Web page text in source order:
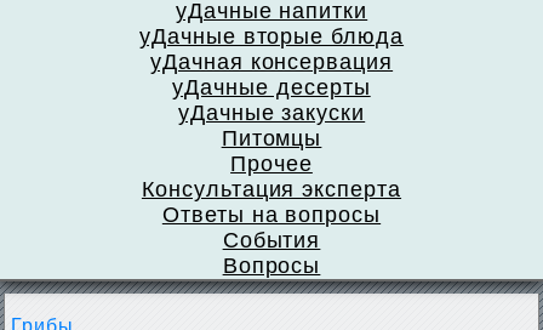
уДачные напитки
уДачные вторые блюда
уДачная консервация
уДачные десерты
уДачные закуски
Питомцы
Прочее
Консультация эксперта
Ответы на вопросы
События
Вопросы
Грибы